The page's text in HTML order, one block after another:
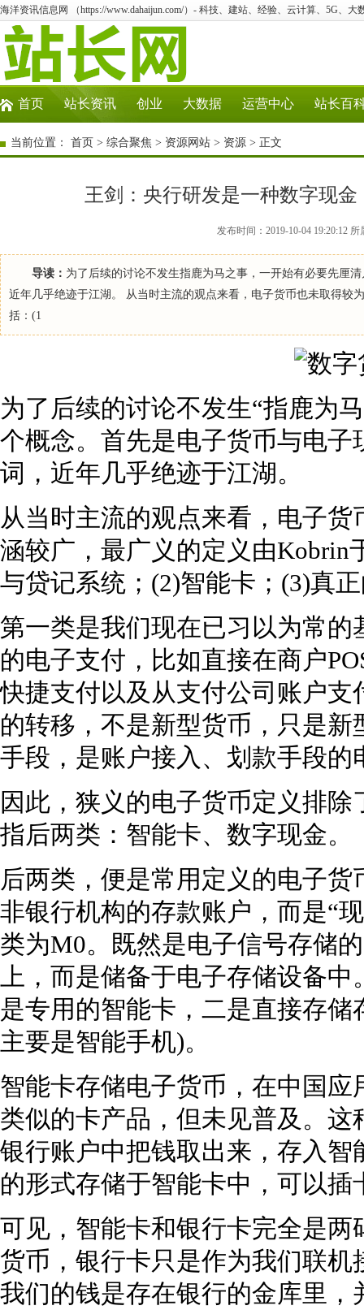
海洋资讯信息网 （https://www.dahaijun.com/）- 科技、建站、经验、云计算、5G、大
首页 站长资讯 创业 大数据 运营中心 站长百
当前位置： 首页 > 综合聚焦 > 资源网站 > 资源 > 正文
王剑：央行研发是一种数字现
发布时间：2019-10-04 19:20:12
导读： 为了后续的讨论不发生指鹿为马之事，一开始有必要先厘
近年几乎绝迹于江湖。 从当时主流的观点来看，电子货币也未取得较
括：(1
为了后续的讨论不发生“指鹿为
个概念。首先是电子货币与电
词，近年几乎绝迹于江湖。
从当时主流的观点来看，电子
涵较广，最广义的定义由Kobrin
与贷记系统；(2)智能卡；(3)真
第一类是我们现在已习以为常
的电子支付，比如直接在商户
快捷支付以及从支付公司账户
的转移，不是新型货币，只是
手段，是账户接入、划款手段的
因此，狭义的电子货币定义排
指后两类：智能卡、数字现金。
后两类，便是常用定义的电子
非银行机构的存款账户，而是“
类为M0。既然是电子信号存储
上，而是储备于电子存储设备
是专用的智能卡，二是直接存
主要是智能手机)。
智能卡存储电子货币，在中国
类似的卡产品，但未见普及。这
银行账户中把钱取出来，存入
的形式存储于智能卡中，可以插
可见，智能卡和银行卡完全是
货币，银行卡只是作为我们联
我们的钱是存在银行的金库里